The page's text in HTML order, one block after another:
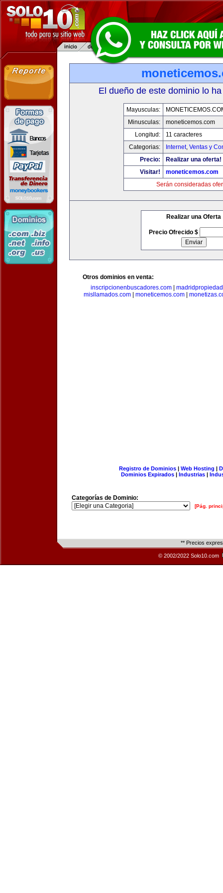
El dueño de este dominio lo
Mayusculas:
Minusculas:
moneticemos.com
Longitud:
11 caracteres
Categorias:
Internet, Ventas y
Precio:
Realizar una oferta!
Visitar!
moneticemos.com
Serán consideradas
Realizar una Oferta
Precio Ofrecido $
Otros dominios en venta:
inscripcionenbuscadores.com|
misllamados.com| moneticemos.com|
Registro de Dominios| Web Hosting |
Dominios Expirados | Industrias |
Categorías de Dominio:
[Pág.
** Precios
© 2002/2022 Solo10.com